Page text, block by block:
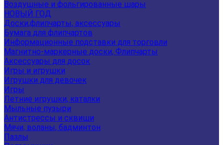
Воздушные и фольгированные шары
НОВЫЙ ГОД
Доски,флипчарты, аксессуары
Бумага для флипчартов
Информационные подставки для торговли
Магнитно-маркерные доски, Флипчарты
Аксессуары для досок
Игры и игрушки
Игрушки для девочек
Игры
Летние игрушки, каталки
Мыльные пузыри
Антистрессы и сквиши
Мячи, воланы, бадминтон
Пазлы